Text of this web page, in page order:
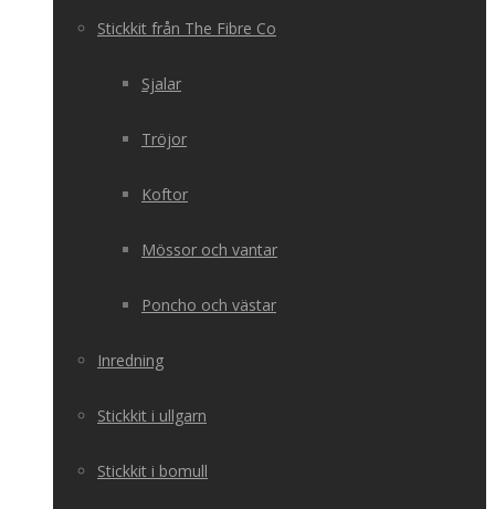
Stickkit från The Fibre Co
Sjalar
Tröjor
Koftor
Mössor och vantar
Poncho och västar
Inredning
Stickkit i ullgarn
Stickkit i bomull